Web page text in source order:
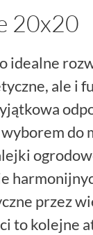
20x20
idealne
ale i
do
przez
to kolejne